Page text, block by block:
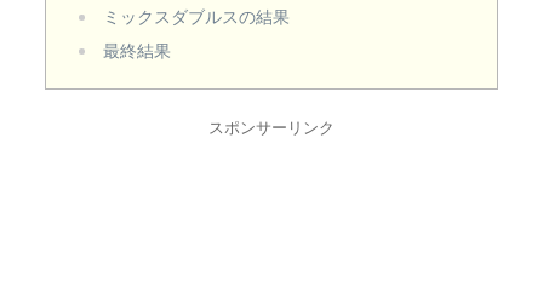
ミックスダブルスの結果
最終結果
スポンサーリンク